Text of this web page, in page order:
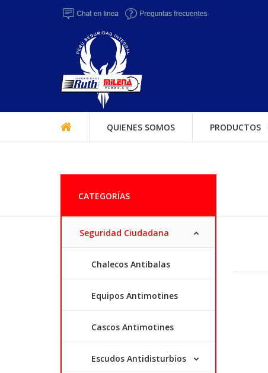
QUIENES SOMOS PRODUCTOS
CATEGORÍAS
Seguridad Ciudadana
Chalecos Antibalas
Equipos Antimotines
Cascos Antimotines
Escudos Antidisturbios